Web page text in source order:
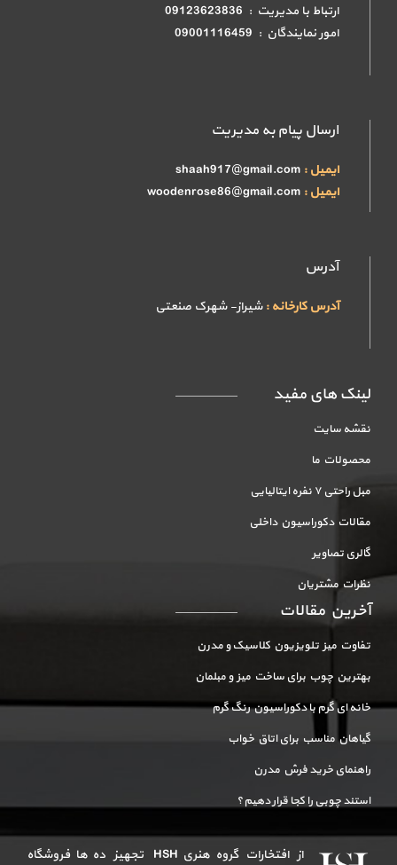
ارتباط با مدیریت : 09123623836
امور نمایندگان : 09001116459
ارسال پیام به مدیریت
ایمیل :
ایمیل : woodenrose86@gmail.com
آدرس
آدرس کارخانه :شیراز- شهرک صنعتی
لینک های مفید
نقشه سایت
محصولات ما
مبل راحتی ۷ نفره ایتالیایی
مقالات دکوراسیون داخلی
گالری تصاویر
نظرات مشتریان
آخرین مقالات
تفاوت میز تلویزیون کلاسیک و مدرن
بهترین چوب برای ساخت میز و مبلمان
خانه ای گرم با دکوراسیون رنگ گرم
گیاهان مناسب برای اتاق خواب
راهنمای خرید فرش مدرن
استند چوبی را کجا قرار دهیم؟
از افتخارات گروه هنری HSH تجهیز ده ها فروشگاه